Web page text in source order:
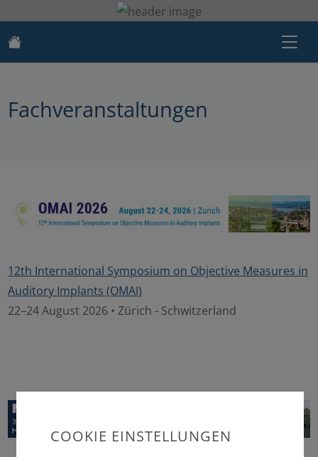
Fachveranstaltungen
12th International Symposium on Objective Measures in
Auditory Implants (OMAI)
22–24 August 2026 • Zürich - Schwitzerland
COOKIE EINSTELLUNGEN